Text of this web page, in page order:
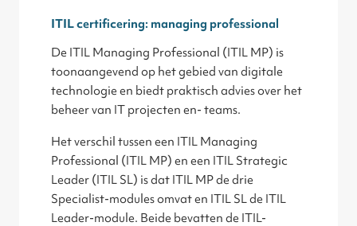
ITIL certificering: managing professional
De ITIL Managing Professional (ITIL MP) is
toonaangevend op het gebied van digitale
technologie en biedt praktisch advies over het
beheer van IT projecten en- teams.
Het verschil tussen een ITIL Managing
Professional (ITIL MP) en een ITIL Strategic
Leader (ITIL SL) is dat ITIL MP de drie
Specialist-modules omvat en ITIL SL de ITIL
Leader-module. Beide bevatten de ITIL-